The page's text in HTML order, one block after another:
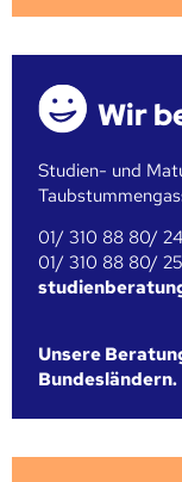
Wir
Studien- und
01/ 310 88 80/
01/ 310 88 80/ 25
Unsere
Bundesländern.